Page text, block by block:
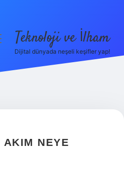
Teknoloji ve İlham
Dijital dünyada neşeli keşifler yap!
AKIM NEYE